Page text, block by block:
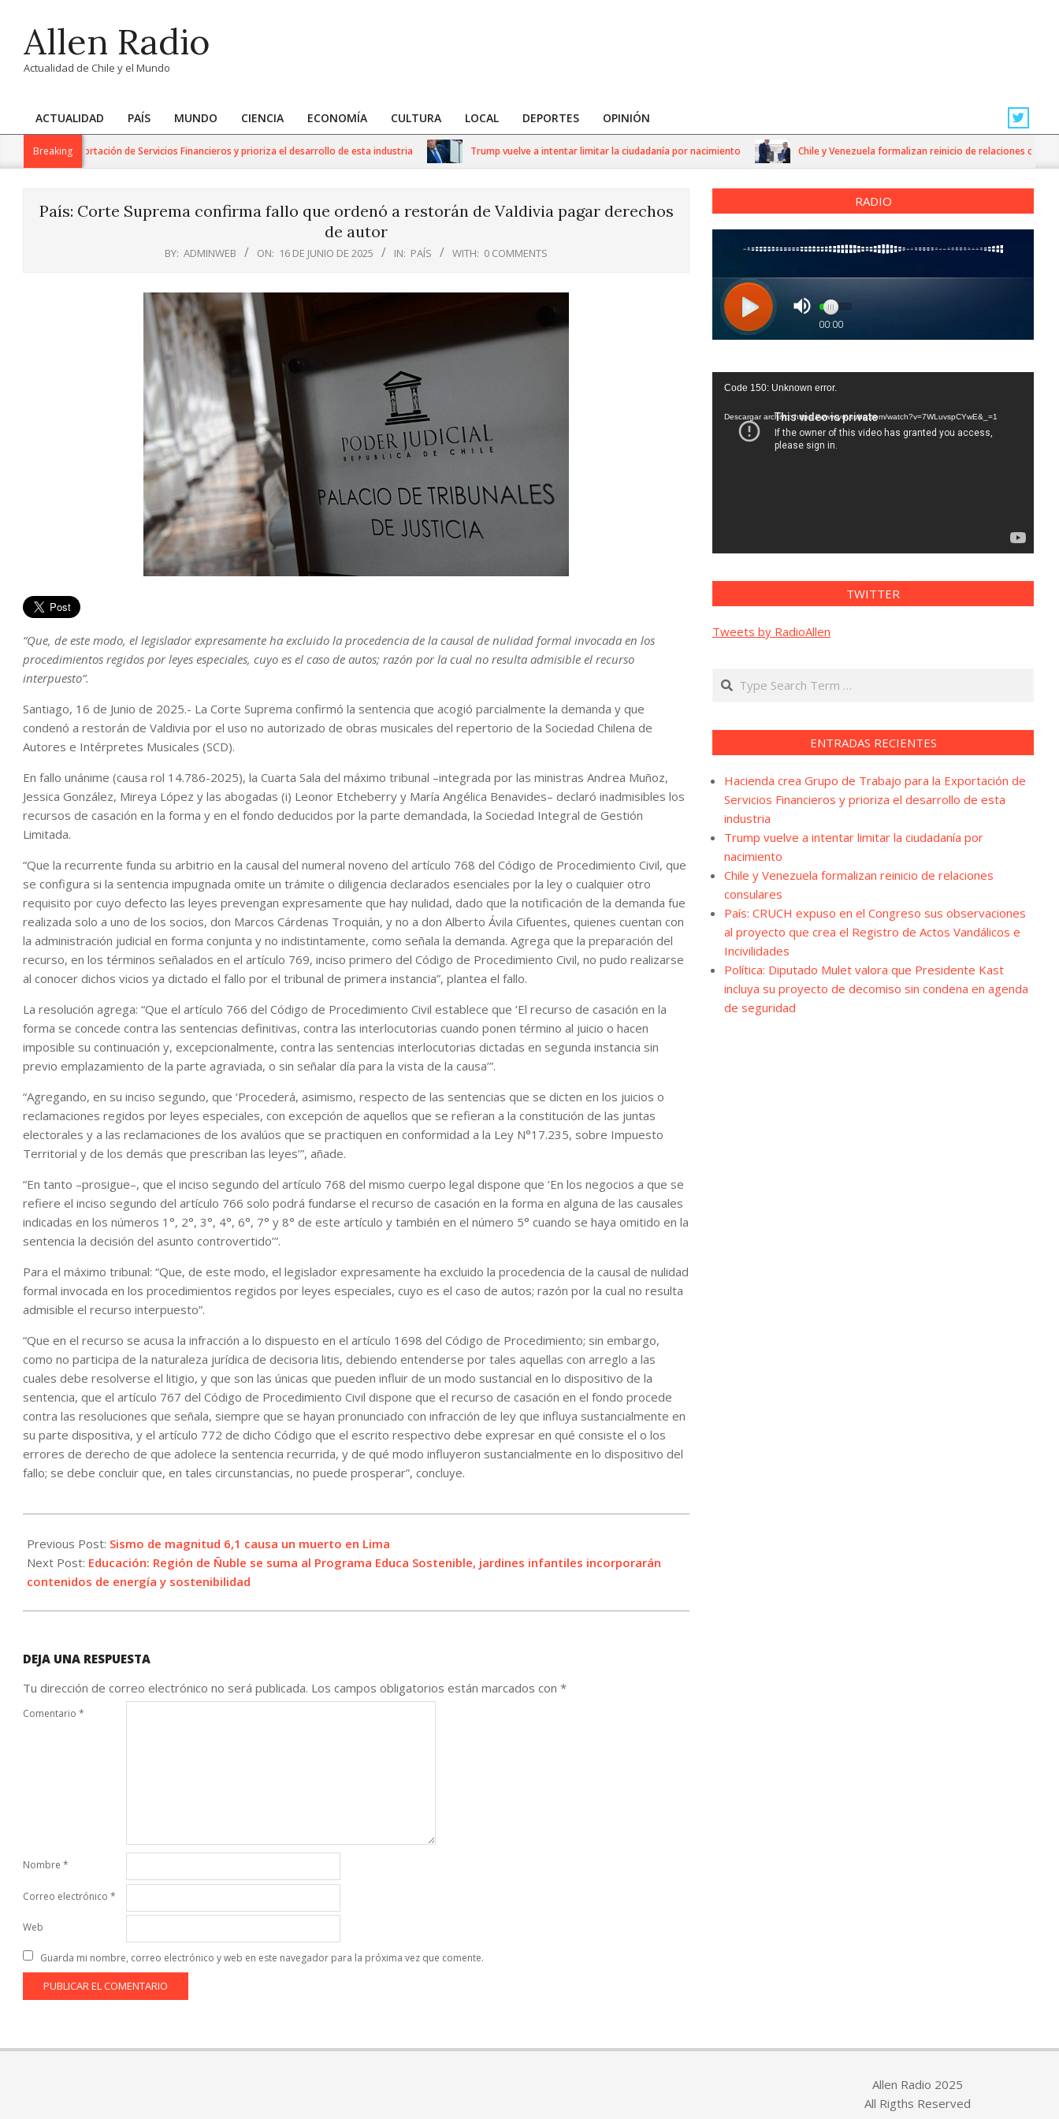
contentAllen Radio
Actualidad de Chile y el Mundo
Primary
Navigation
ACTUALIDAD PAÍS MUNDO CIENCIA ECONOMÍA CULTURA LOCAL DEPORTES OPINIÓN
Breaking
para la Exportación de Servicios Financieros y prioriza el desarrollo de esta industria Trump vuelve a intentar limitar la ciudadanía por nacimiento Chile y Venezuela formalizan reinicio de relaciones consulares
País: Corte Suprema confirma fallo que ordenó a restorán de Valdivia pagar derechos
de autor
BY: ADMINWEB ON: 16 DE JUNIO DE 2025 IN: PAÍS WITH: 0 COMMENTS
“Que, de este modo, el legislador expresamente ha excluido la procedencia de la causal de nulidad formal invocada en los
procedimientos regidos por leyes especiales, cuyo es el caso de autos; razón por la cual no resulta admisible el recurso
interpuesto”.
Santiago, 16 de Junio de 2025.- La Corte Suprema confirmó la sentencia que acogió parcialmente la demanda y que
condenó a restorán de Valdivia por el uso no autorizado de obras musicales del repertorio de la Sociedad Chilena de
Autores e Intérpretes Musicales (SCD).
En fallo unánime (causa rol 14.786-2025), la Cuarta Sala del máximo tribunal –integrada por las ministras Andrea Muñoz,
Jessica González, Mireya López y las abogadas (i) Leonor Etcheberry y María Angélica Benavides– declaró inadmisibles los
recursos de casación en la forma y en el fondo deducidos por la parte demandada, la Sociedad Integral de Gestión
Limitada.
“Que la recurrente funda su arbitrio en la causal del numeral noveno del artículo 768 del Código de Procedimiento Civil, que
se configura si la sentencia impugnada omite un trámite o diligencia declarados esenciales por la ley o cualquier otro
requisito por cuyo defecto las leyes prevengan expresamente que hay nulidad, dado que la notificación de la demanda fue
realizada solo a uno de los socios, don Marcos Cárdenas Troquián, y no a don Alberto Ávila Cifuentes, quienes cuentan con
la administración judicial en forma conjunta y no indistintamente, como señala la demanda. Agrega que la preparación del
recurso, en los términos señalados en el artículo 769, inciso primero del Código de Procedimiento Civil, no pudo realizarse
al conocer dichos vicios ya dictado el fallo por el tribunal de primera instancia”, plantea el fallo.
La resolución agrega: “Que el artículo 766 del Código de Procedimiento Civil establece que ‘El recurso de casación en la
forma se concede contra las sentencias definitivas, contra las interlocutorias cuando ponen término al juicio o hacen
imposible su continuación y, excepcionalmente, contra las sentencias interlocutorias dictadas en segunda instancia sin
previo emplazamiento de la parte agraviada, o sin señalar día para la vista de la causa’”.
“Agregando, en su inciso segundo, que ‘Procederá, asimismo, respecto de las sentencias que se dicten en los juicios o
reclamaciones regidos por leyes especiales, con excepción de aquellos que se refieran a la constitución de las juntas
electorales y a las reclamaciones de los avalúos que se practiquen en conformidad a la Ley N°17.235, sobre Impuesto
Territorial y de los demás que prescriban las leyes’”, añade.
“En tanto –prosigue–, que el inciso segundo del artículo 768 del mismo cuerpo legal dispone que ‘En los negocios a que se
refiere el inciso segundo del artículo 766 solo podrá fundarse el recurso de casación en la forma en alguna de las causales
indicadas en los números 1°, 2°, 3°, 4°, 6°, 7° y 8° de este artículo y también en el número 5° cuando se haya omitido en la
sentencia la decisión del asunto controvertido’”.
Para el máximo tribunal: “Que, de este modo, el legislador expresamente ha excluido la procedencia de la causal de nulidad
formal invocada en los procedimientos regidos por leyes especiales, cuyo es el caso de autos; razón por la cual no resulta
admisible el recurso interpuesto”.
“Que en el recurso se acusa la infracción a lo dispuesto en el artículo 1698 del Código de Procedimiento; sin embargo,
como no participa de la naturaleza jurídica de decisoria litis, debiendo entenderse por tales aquellas con arreglo a las
cuales debe resolverse el litigio, y que son las únicas que pueden influir de un modo sustancial en lo dispositivo de la
sentencia, que el artículo 767 del Código de Procedimiento Civil dispone que el recurso de casación en el fondo procede
contra las resoluciones que señala, siempre que se hayan pronunciado con infracción de ley que influya sustancialmente en
su parte dispositiva, y el artículo 772 de dicho Código que el escrito respectivo debe expresar en qué consiste el o los
errores de derecho de que adolece la sentencia recurrida, y de qué modo influyeron sustancialmente en lo dispositivo del
fallo; se debe concluir que, en tales circunstancias, no puede prosperar”, concluye.
06-
16
Previous Post: Sismo de magnitud 6,1 causa un muerto en Lima
Next Post: Educación: Región de Ñuble se suma al Programa Educa Sostenible, jardines infantiles incorporarán
contenidos de energía y sostenibilidad
DEJA UNA RESPUESTA
Tu dirección de correo electrónico no será publicada. Los campos obligatorios están marcados con *
Comentario *
Nombre *
Correo electrónico *
Web
Guarda mi nombre, correo electrónico y web en este navegador para la próxima vez que comente.
RADIO
Reproductor
vídeo
Code 150: Unknown error.
Descargar archivo: https://www.youtube.com/watch?v=7WLuvspCYwE&_=1
TWITTER
Tweets by RadioAllen
Search
ENTRADAS RECIENTES
Hacienda crea Grupo de Trabajo para la Exportación de
Servicios Financieros y prioriza el desarrollo de esta
industria
Trump vuelve a intentar limitar la ciudadanía por
nacimiento
Chile y Venezuela formalizan reinicio de relaciones
consulares
País: CRUCH expuso en el Congreso sus observaciones
al proyecto que crea el Registro de Actos Vandálicos e
Incivilidades
Política: Diputado Mulet valora que Presidente Kast
incluya su proyecto de decomiso sin condena en agenda
de seguridad
Allen Radio 2025
All Rigths Reserved